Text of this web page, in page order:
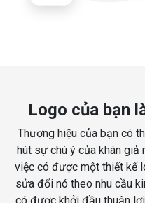
Logo của bạn
Thương hiệu của bạn có
hút sự chú ý của khán
việc có được một thiết kế
sửa đổi nó theo nhu cầu